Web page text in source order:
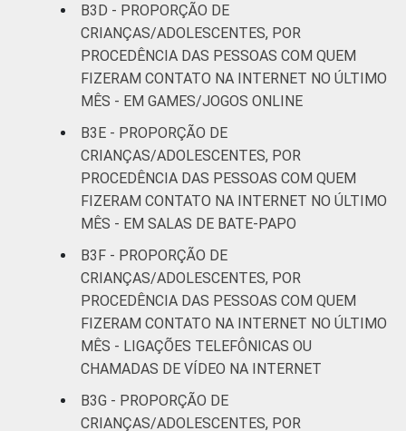
B3D - PROPORÇÃO DE
CRIANÇAS/ADOLESCENTES, POR
PROCEDÊNCIA DAS PESSOAS COM QUEM
FIZERAM CONTATO NA INTERNET NO ÚLTIMO
MÊS - EM GAMES/JOGOS ONLINE
B3E - PROPORÇÃO DE
CRIANÇAS/ADOLESCENTES, POR
PROCEDÊNCIA DAS PESSOAS COM QUEM
FIZERAM CONTATO NA INTERNET NO ÚLTIMO
MÊS - EM SALAS DE BATE-PAPO
B3F - PROPORÇÃO DE
CRIANÇAS/ADOLESCENTES, POR
PROCEDÊNCIA DAS PESSOAS COM QUEM
FIZERAM CONTATO NA INTERNET NO ÚLTIMO
MÊS - LIGAÇÕES TELEFÔNICAS OU
CHAMADAS DE VÍDEO NA INTERNET
B3G - PROPORÇÃO DE
CRIANÇAS/ADOLESCENTES, POR